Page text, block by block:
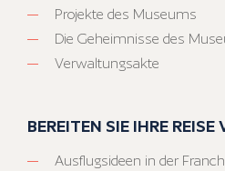
Projekte des Museums
Die Geheimnisse des
Verwaltungsakte
BEREITEN SIE IHRE REISE
Ausflugsideen in der